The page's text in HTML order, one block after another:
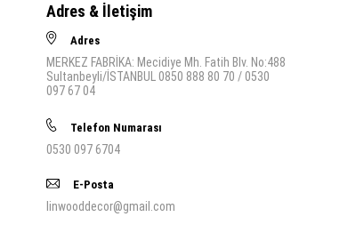
Adres & İletişim
Adres
MERKEZ FABRİKA: Mecidiye Mh. Fatih Blv. No:488
Sultanbeyli/İSTANBUL 0850 888 80 70 / 0530
097 67 04
Telefon Numarası
0530 097 6704
E-Posta
linwooddecor@gmail.com